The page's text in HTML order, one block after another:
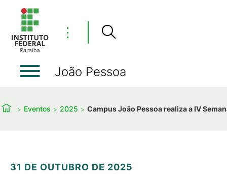
⋮
João Pessoa
Eventos 2025 Campus João Pessoa realiza a IV
31 DE OUTUBRO DE 2025